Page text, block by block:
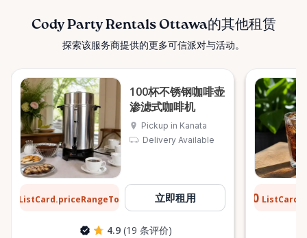
Cody Party Rentals Ottawa的其他租赁
探索该服务商提供的更多可信派对与活动。
100杯不锈钢咖啡壶
渗滤式咖啡机
Pickup in Kanata
Delivery Available
ListCard.priceRangeTo 立即租用
4.9 (19 条评价)
$0.10